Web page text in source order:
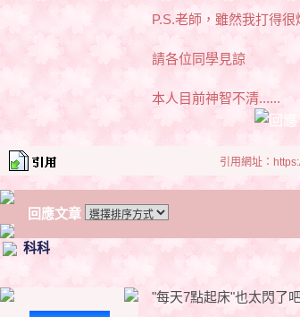
P.S.老師，雖然我打得
請各位同學見諒
本人目前神智不清......
引用網址：
回應文章
科科
"每天7點起床"也太閃了